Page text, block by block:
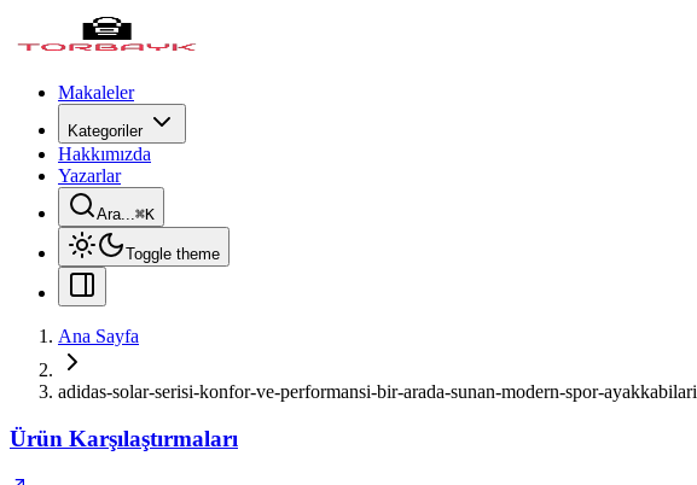
Makaleler
Kategoriler
Hakkımızda
Yazarlar
Ara...⌘K
Toggle theme
Ana Sayfa
adidas-solar-serisi-konfor-ve-performansi-bir-arada-sunan-modern-spor-ayakkabilari
Ürün Karşılaştırmaları